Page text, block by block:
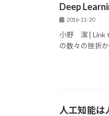
Deep
2016-11-20
小野 潔 [ Link
の数々の挫折
人工知能は